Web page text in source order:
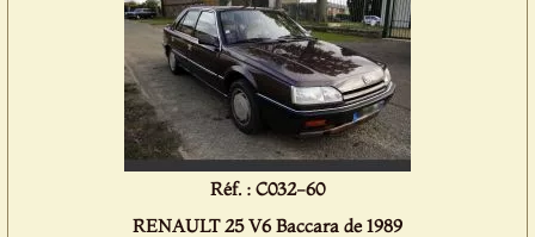
Réf. : C032-60
RENAULT 25 V6 Baccara de 1989